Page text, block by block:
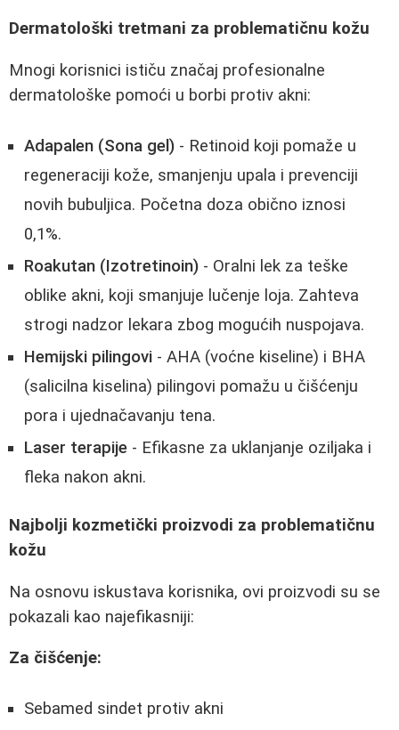
Dermatološki tretmani za problematičnu kožu
Mnogi korisnici ističu značaj profesionalne
dermatološke pomoći u borbi protiv akni:
Adapalen (Sona gel) - Retinoid koji pomaže u
regeneraciji kože, smanjenju upala i prevenciji
novih bubuljica. Početna doza obično iznosi
0,1%.
Roakutan (Izotretinoin) - Oralni lek za teške
oblike akni, koji smanjuje lučenje loja. Zahteva
strogi nadzor lekara zbog mogućih nuspojava.
Hemijski pilingovi - AHA (voćne kiseline) i BHA
(salicilna kiselina) pilingovi pomažu u čišćenju
pora i ujednačavanju tena.
Laser terapije - Efikasne za uklanjanje oziljaka i
fleka nakon akni.
Najbolji kozmetički proizvodi za problematičnu
kožu
Na osnovu iskustava korisnika, ovi proizvodi su se
pokazali kao najefikasniji:
Za čišćenje:
Sebamed sindet protiv akni